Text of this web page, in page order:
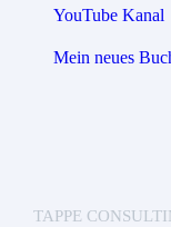
YouTube Kanal
Mein neues
TAPPE